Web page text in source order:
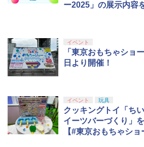
ー2025」の展示内容
イベント
「東京おもちゃショ
日より開催！
イベント 玩具
クッキングトイ「ち
イーツバーづくり」
【#東京おもちゃショ